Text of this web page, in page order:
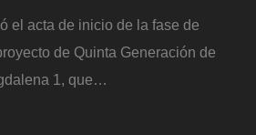
el acta de inicio de la fase de
de Quinta Generación de
1, que…